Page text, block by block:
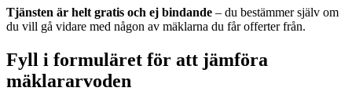
Tjänsten är helt gratis och ej bindande – du bestämmer själv om
du vill gå vidare med någon av mäklarna du får offerter från.
Fyll i formuläret för att jämföra
mäklararvoden